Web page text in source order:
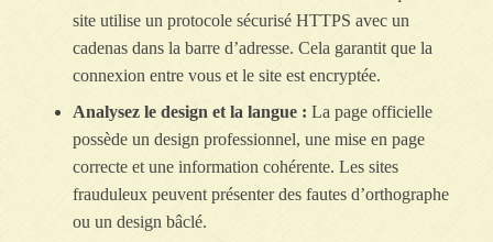
site utilise un protocole sécurisé HTTPS avec un
cadenas dans la barre d’adresse. Cela garantit que la
connexion entre vous et le site est encryptée.
Analysez le design et la langue : La page officielle
possède un design professionnel, une mise en page
correcte et une information cohérente. Les sites
frauduleux peuvent présenter des fautes d’orthographe
ou un design bâclé.